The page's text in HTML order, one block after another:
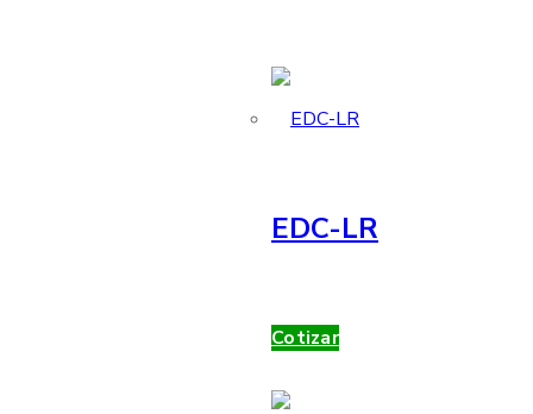
EDC-LR
Cotizar